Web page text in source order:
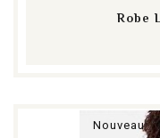
Robe
Nouveau